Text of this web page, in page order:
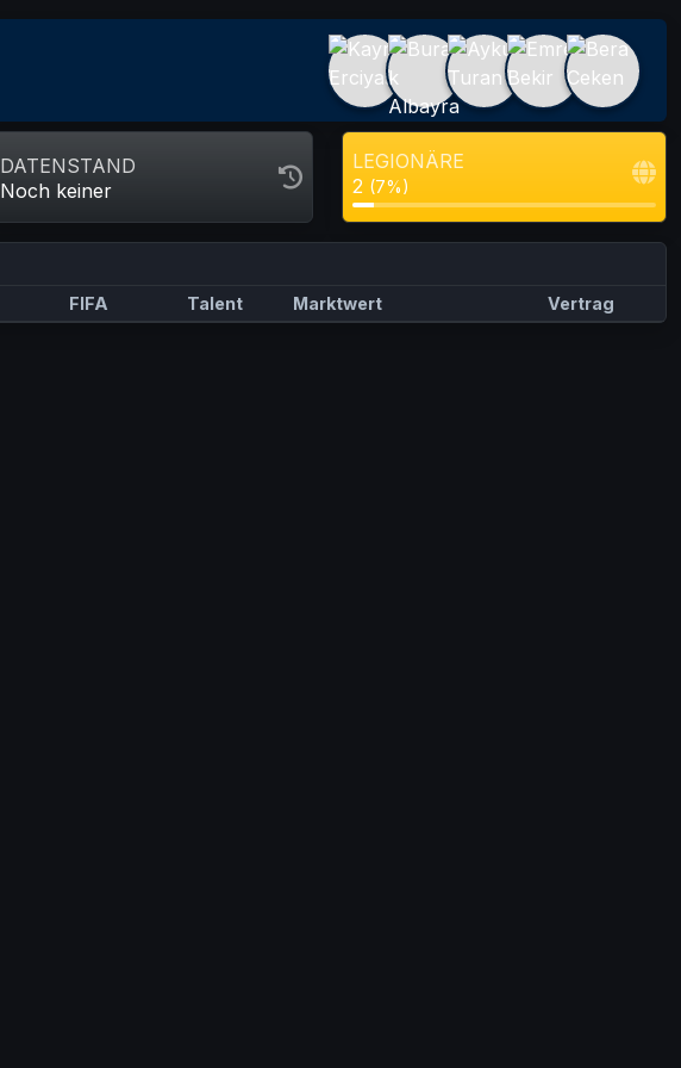
DATENSTAND
Noch keiner
LEGIONÄRE
2 (7%)
FIFA Talent Marktwert Vertrag